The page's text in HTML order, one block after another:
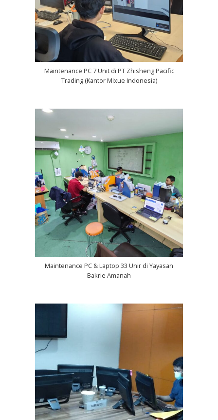
Maintenance PC 7 Unit di PT Zhisheng Pacific
Trading (Kantor Mixue Indonesia)
Maintenance PC & Laptop 33 Unir di Yayasan
Bakrie Amanah